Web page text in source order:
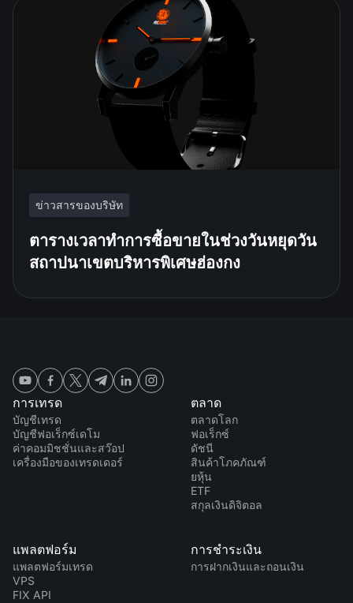
ข่าวสารของบริษัท
ตารางเวลาทำการซื้อขายในช่วงวันหยุดวัน
สถาปนาเขตบริหารพิเศษฮ่องกง
การเทรด
บัญชีเทรด
บัญชีฟอเร็กซ์เดโม
ค่าคอมมิชชั่นและสว๊อป
เครื่องมือของเทรดเดอร์
ตลาด
ตลาดโลก
ฟอเร็กซ์
ดัชนี
สินค้าโภคภัณฑ์
ยหุ้น
ETF
สกุลเงินดิจิตอล
แพลตฟอร์ม
แพลตฟอร์มเทรด
VPS
FIX API
การชำระเงิน
การฝากเงินและถอนเงิน